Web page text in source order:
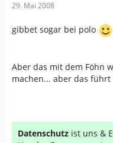
29. Mai 2008
gibbet sogar bei polo
Aber das mit dem Föhn
machen... aber das
Datenschutz ist uns &